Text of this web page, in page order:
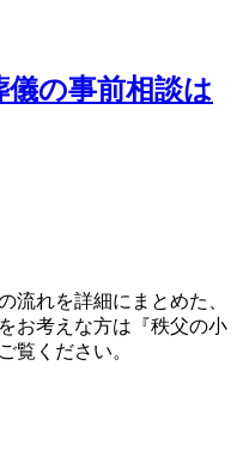
儀の事前相談は
流れを詳細にまとめた、
お考えな方は『秩父の小
覧ください。